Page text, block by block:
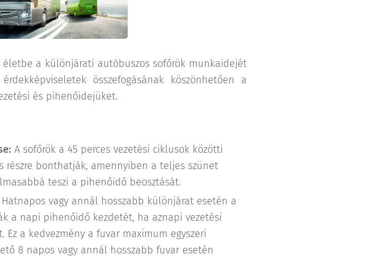
a különjárati autóbuszos sofőrök munkaidejét
összefogásának köszönhetően a
és pihenőidejüket.
A sofőrök a 45 perces vezetési ciklusok közötti
részre bonthatják, amennyiben a teljes szünet
teszi a pihenőidő beosztását.
Hatnapos vagy annál hosszabb különjárat esetén a
a napi pihenőidő kezdetét, ha aznapi vezetési
a kedvezmény a fuvar maximum egyszeri
8 napos vagy annál hosszabb fuvar esetén